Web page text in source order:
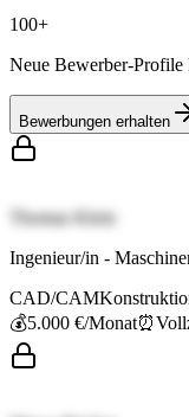
100+
Neue Bewerber-Profile
Bewerbungen erhalten
Thomas Klein
Ingenieur/in -
CAD/CAM
💰5.000 €/Monat⏰